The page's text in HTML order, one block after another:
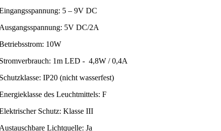
5 – 9V DC
5V DC/2A
10W
1m LED - 4,8W / 0,4A
IP20 (nicht wasserfest)
des Leuchtmittels: F
Schutz: Klasse III
Lichtquelle: Ja